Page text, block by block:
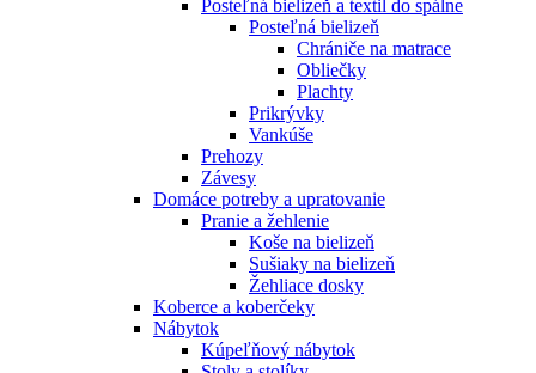
Posteľná bielizeň a textil do spálne
Posteľná bielizeň
Chrániče na matrace
Obliečky
Plachty
Prikrývky
Vankúše
Prehozy
Závesy
Domáce potreby a upratovanie
Pranie a žehlenie
Koše na bielizeň
Sušiaky na bielizeň
Žehliace dosky
Koberce a koberčeky
Nábytok
Kúpeľňový nábytok